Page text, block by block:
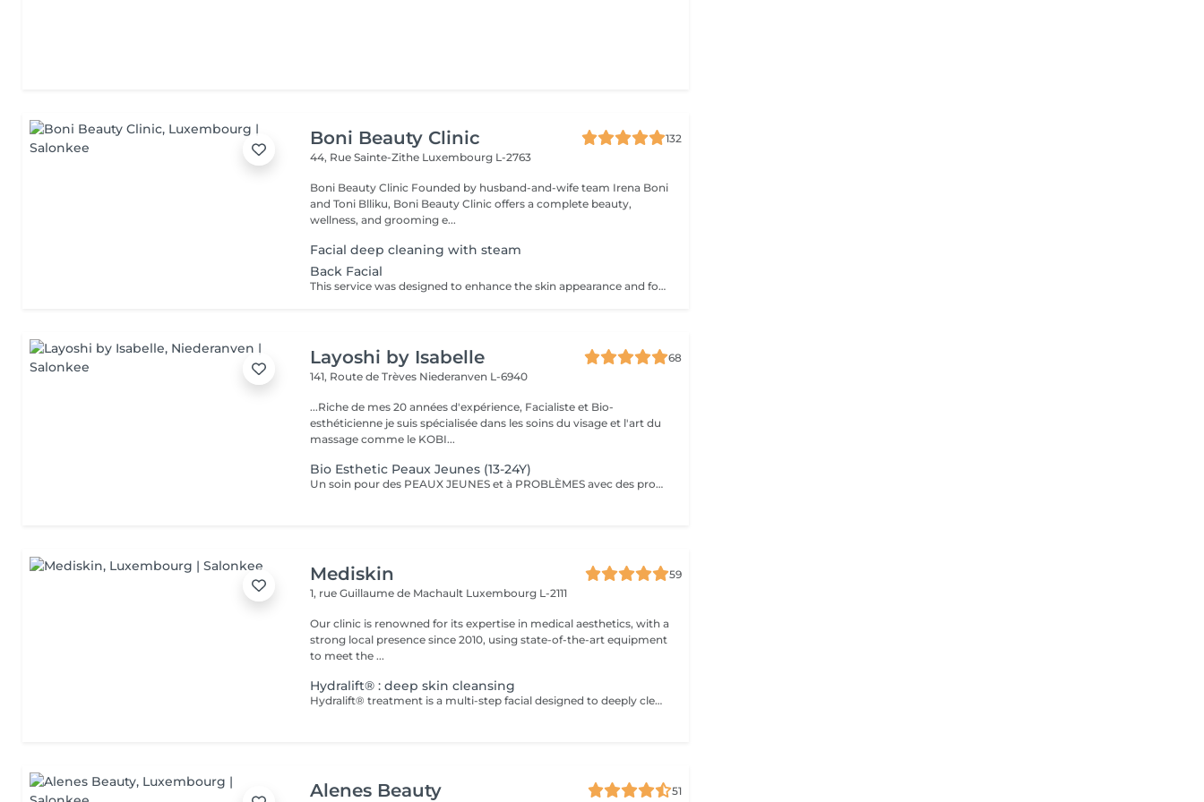
Boni Beauty Clinic
132
44, Rue Sainte-Zithe Luxembourg L-2763
Boni Beauty Clinic Founded by husband-and-wife team Irena Boni
and Toni Blliku, Boni Beauty Clinic offers a complete beauty,
wellness, and grooming e...
Facial deep cleaning with steam
Back Facial
This service was designed to enhance the skin appearance and focus on any skin concerns that you may have. We start the service with the steam and hot towels cleansing.We follow with a double cleanse to remove all dirt and oil, exfoliation to help remove dead skin build up, extractions as needed, high frequency to kill acne causing bacteria, LED therapy that is customized for your specific skin concerns, a stress releasing back massage with a bacteria balancing mask is also included. We end each service with a toner, serum and moisturizer.
Layoshi by Isabelle
68
141, Route de Trèves Niederanven L-6940
...Riche de mes 20 années d'expérience, Facialiste et Bio-
esthéticienne je suis spécialisée dans les soins du visage et l'art du
massage comme le KOBI...
Bio Esthetic Peaux Jeunes (13-24Y)
Un soin pour des PEAUX JEUNES et à PROBLÈMES avec des produits 100% BIO (anti inflammatoire, calmant et cicatrisant). L'accent est mis sur le nettoyage avec désincrustation profonde des impuretés.
Mediskin
59
1, rue Guillaume de Machault Luxembourg L-2111
Our clinic is renowned for its expertise in medical aesthetics, with a
strong local presence since 2010, using state-of-the-art equipment
to meet the ...
Hydralift® : deep skin cleansing
Hydralift® treatment is a multi-step facial designed to deeply cleanse, exfoliate, and hydrate. It is a skin rejuvenation method using hydrating and lifting agents to improve the appearance and texture of the skin. Advantages: -Deep hydration and improved skin elasticity. -Reduction of wrinkles and fine lines. -Reduction of skin imperfections. -Dark circles. Adaptability: -Hydralift® treatment is suitable for all skin types and is very popular for its skin benefits. Complementary Care: -To optimize treatment results and minimize social downtime, a phototherapy session is included. This helps reduce inflammation, stimulate collagen production, and improve skin healing. Contraindications: -Not recommended for pregnant or breastfeeding women. During the first session, we will establish your goals together and determine the type of peeling most suitable for your skin. For any questions, feel free to contact us or book a free consultation appointment.
Alenes Beauty 51